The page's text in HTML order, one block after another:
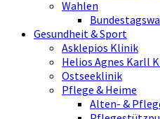
Wahlen
Gesundheit & Sport
Asklepios Klinik
Helios Agnes Karll
Ostseeklinik
Pflege & Heime
Alten- &